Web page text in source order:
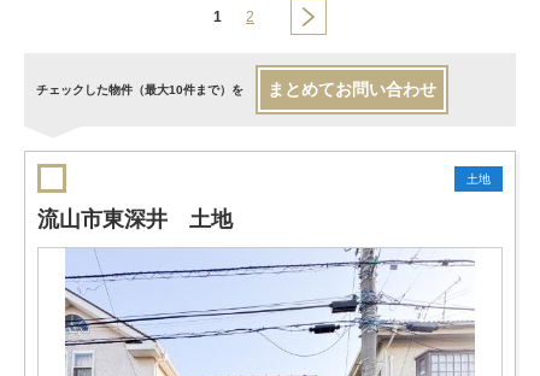
1 2
チェックした物件（最大10件まで）を まとめてお問い合わせ
土地
流山市東深井 土地